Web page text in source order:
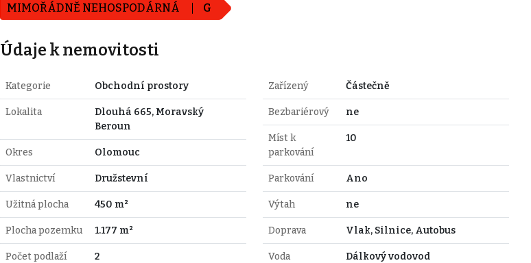
MIMOŘÁDNĚ NEHOSPODÁRNÁ G
Údaje k nemovitosti
Kategorie Obchodní prostory
Lokalita
Dlouhá 665, Moravský
Beroun
Okres Olomouc
Vlastnictví Družstevní
Užitná plocha 450 m²
Plocha pozemku 1.177 m²
Počet podlaží 2
Zařízený Částečně
Bezbariérový ne
Míst k
parkování
10
Parkování Ano
Výtah ne
Doprava Vlak, Silnice, Autobus
Voda Dálkový vodovod